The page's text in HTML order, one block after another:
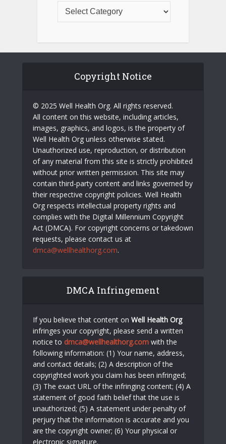
Copyright Notice
© 2025 Well Health Org. All rights reserved.
All content on this website, including articles,
images, graphics, and logos, is the property of
Well Health Org unless otherwise stated.
Unauthorized use, reproduction, or distribution
of any material from this site is strictly prohibited
without prior written permission. This site may
contain third-party content and links governed by
their respective copyright policies. Well Health
Org respects intellectual property rights and
complies with the Digital Millennium Copyright
Act (DMCA). For copyright concerns or takedown
requests, please contact us at
dmca@wellhealthorg.com.
DMCA Infringement
If you believe that content on Well Health Org
infringes your copyright, please send a written
notice to dmca@wellhealthorg.com with the
following information: (1) Your name, address,
and contact details; (2) A description of the
copyrighted work you claim has been infringed;
(3) The exact URL of the infringing content; (4) A
statement of good faith belief that the use is
unauthorized; (5) A statement under penalty of
perjury that the information is accurate and you
are the copyright owner; (6) Your physical or
electronic signature.